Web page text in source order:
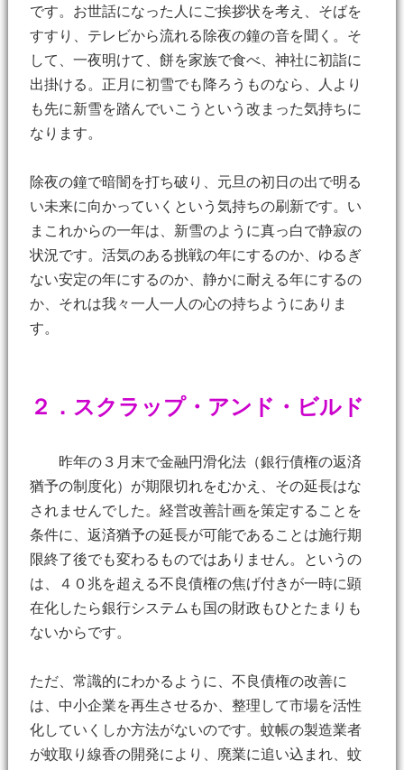
です。お世話になった人にご挨拶状を考え、そばを
すすり、テレビから流れる除夜の鐘の音を聞く。そ
して、一夜明けて、餅を家族で食べ、神社に初詣に
出掛ける。正月に初雪でも降ろうものなら、人より
も先に新雪を踏んでいこうという改まった気持ちに
なります。
除夜の鐘で暗闇を打ち破り、元旦の初日の出で明る
い未来に向かっていくという気持ちの刷新です。い
まこれからの一年は、新雪のように真っ白で静寂の
状況です。活気のある挑戦の年にするのか、ゆるぎ
ない安定の年にするのか、静かに耐える年にするの
か、それは我々一人一人の心の持ちようにありま
す。
２．スクラップ・アンド・ビルド
昨年の３月末で金融円滑化法（銀行債権の返済
猶予の制度化）が期限切れをむかえ、その延長はな
されませんでした。経営改善計画を策定することを
条件に、返済猶予の延長が可能であることは施行期
限終了後でも変わるものではありません。というの
は、４０兆を超える不良債権の焦げ付きが一時に顕
在化したら銀行システムも国の財政もひとたまりも
ないからです。
ただ、常識的にわかるように、不良債権の改善に
は、中小企業を再生させるか、整理して市場を活性
化していくしか方法がないのです。蚊帳の製造業者
が蚊取り線香の開発により、廃業に追い込まれ、蚊